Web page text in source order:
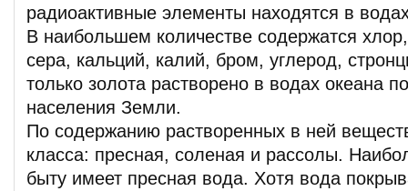
радиоактивные элементы находятся в
В наибольшем количестве содержатся
сера, кальций, калий, бром, углерод,
только золота растворено в водах океана
населения Земли.
По содержанию растворенных в ней
класса: пресная, соленая и рассолы.
быту имеет пресная вода. Хотя вода